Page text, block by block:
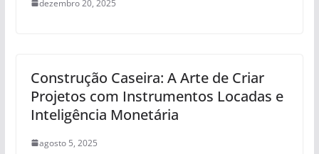
dezembro 20, 2025
Construção Caseira: A Arte de Criar
Projetos com Instrumentos Locadas e
Inteligência Monetária
agosto 5, 2025